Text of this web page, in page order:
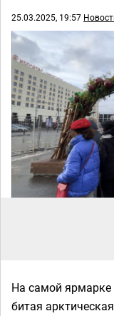
25.03.2025, 19:57
На самой
битая